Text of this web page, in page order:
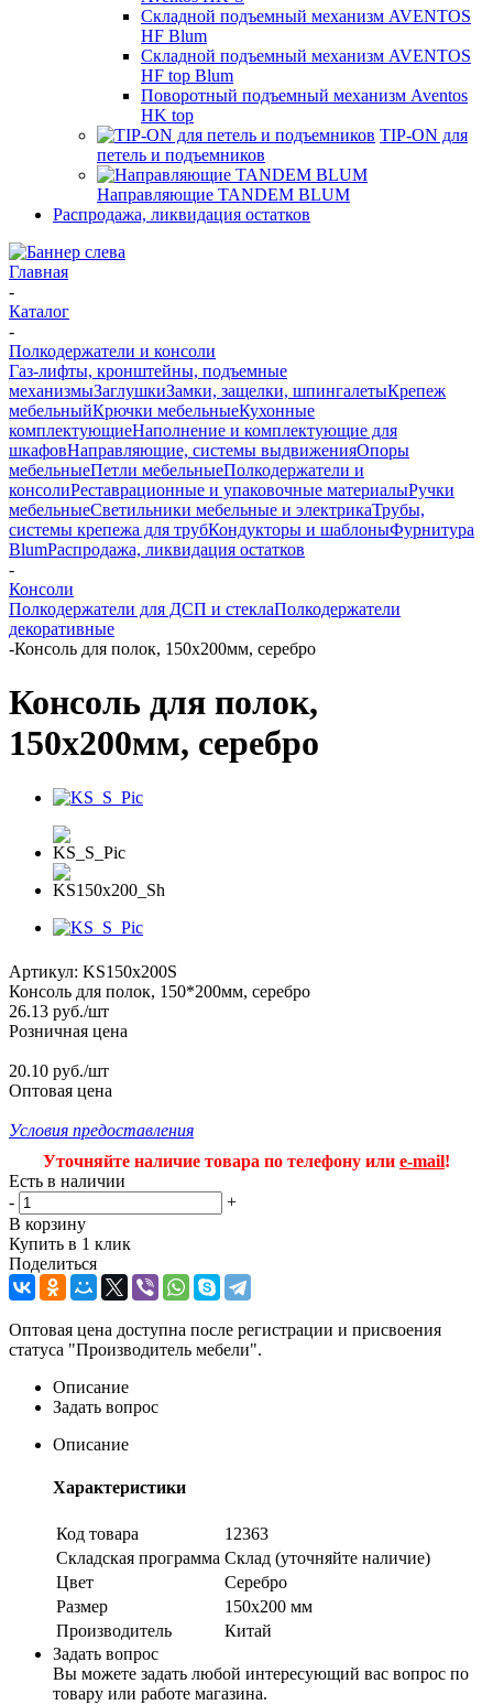
Складной подъемный механизм AVENTOS
HF Blum
Складной подъемный механизм AVENTOS
HF top Blum
Поворотный подъемный механизм Aventos
HK top
TIP-ON для
петель и подъемников
Направляющие TANDEM BLUM
Распродажа, ликвидация остатков
Главная
-
Каталог
-
Полкодержатели и консоли
Газ-лифты, кронштейны, подъемные
механизмыЗаглушкиЗамки, защелки, шпингалетыКрепеж
мебельныйКрючки мебельныеКухонные
комплектующиеНаполнение и комплектующие для
шкафовНаправляющие, системы выдвиженияОпоры
мебельныеПетли мебельныеПолкодержатели и
консолиРеставрационные и упаковочные материалыРучки
мебельныеСветильники мебельные и электрикаТрубы,
системы крепежа для трубКондукторы и шаблоныФурнитура
BlumРаспродажа, ликвидация остатков
-
Консоли
Полкодержатели для ДСП и стеклаПолкодержатели
декоративные
-Консоль для полок, 150х200мм, серебро
Консоль для полок,
150х200мм, серебро
Артикул: KS150x200S
Консоль для полок, 150*200мм, серебро
26.13 руб./шт
Розничная цена
20.10 руб./шт
Оптовая цена
Условия предоставления
Уточняйте наличие товара по телефону или e-mail!
Есть в наличии
-
+
В корзину
Купить в 1 клик
Поделиться
Оптовая цена доступна после регистрации и присвоения
статуса "Производитель мебели".
Описание
Задать вопрос
Описание
Характеристики
Код товара
12363
Складская программа Склад (уточняйте наличие)
Цвет
Серебро
Размер
150x200 мм
Производитель
Китай
Задать вопрос
Вы можете задать любой интересующий вас вопрос по
товару или работе магазина.